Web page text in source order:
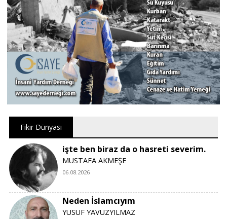
Fikir Dünyası
işte ben biraz da o hasreti severim.
MUSTAFA AKMEŞE
06.08.2026
Neden İslamcıyım
YUSUF YAVUZYILMAZ